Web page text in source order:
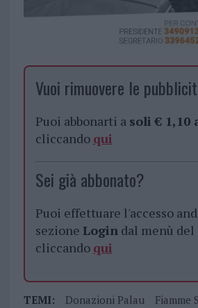
Vuoi rimuovere le
Puoi abbonarti a soli € 1,10
cliccando qui
Sei già abbonato?
Puoi effettuare l'accesso
sezione Logindal menù del
cliccando qui
TEMI: Donazioni Palau
Fiamme